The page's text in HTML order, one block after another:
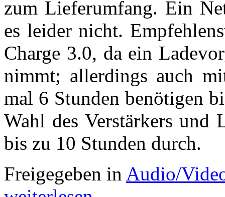
zum Lieferumfang. Ein
es leider nicht.
Charge 3.0, da ein
nimmt; allerdings auch
mal 6 Stunden benötigen
Wahl des Verstärkers und
bis zu 10 Stunden durch.
Freigegeben in Audio/